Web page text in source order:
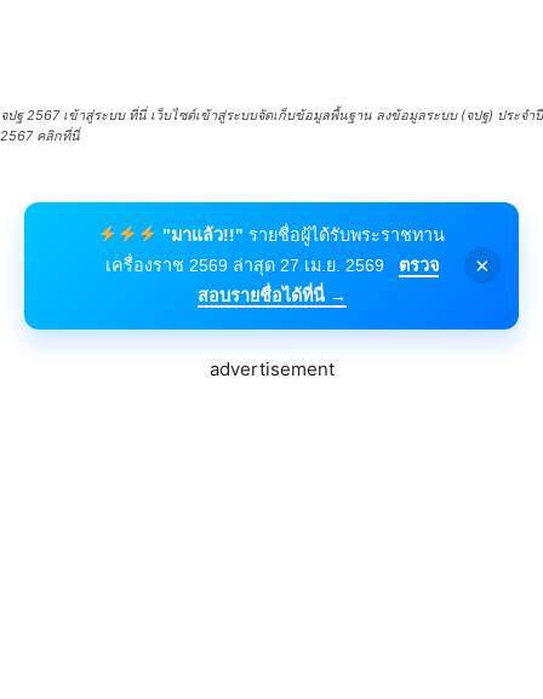
จปฐ 2567 เข้าสู่ระบบ ที่นี่ เว็บไซต์เข้าสู่ระบบจัดเก็บข้อมูลพื้นฐาน ลงข้อมูลระบบ (จปฐ) ประจำปี
2567 คลิกที่นี่
"มาแล้ว!!" รายชื่อผู้ได้รับพระราชทาน
เครื่องราช 2569 ล่าสุด 27 เม.ย. 2569
ตรวจ
สอบรายชื่อได้ที่นี่ →
×
advertisement